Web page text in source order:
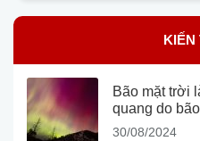
KIẾN
Bão mặt trời
quang do
30/08/2024